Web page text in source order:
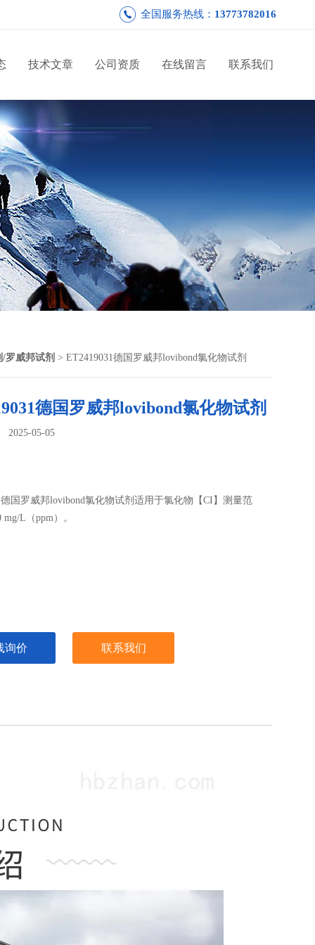
全国服务热线： 13773782016
技术文章 公司资质 在线留言 联系我们
罗威邦试剂 > ET2419031德国罗威邦lovibond氯化物试剂
德国罗威邦lovibond氯化物试剂
2025-05-05
德国罗威邦lovibond氯化物试剂适用于氯化物【CI】测量范
L（ppm）。
询价 联系我们